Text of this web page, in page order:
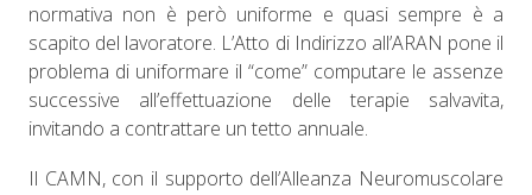
normativa non è però uniforme e quasi sempre è a
scapito del lavoratore. L’Atto di Indirizzo all’ARAN pone il
problema di uniformare il “come” computare le assenze
successive all’effettuazione delle terapie salvavita,
invitando a contrattare un tetto annuale.
Il CAMN, con il supporto dell’Alleanza Neuromuscolare